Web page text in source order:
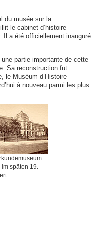
du musée sur la
le cabinet d’histoire
Il a été officiellement inauguré
partie importante de cette
Sa reconstruction fut
le Muséum d’Histoire
à nouveau parmi les plus
im späten 19.